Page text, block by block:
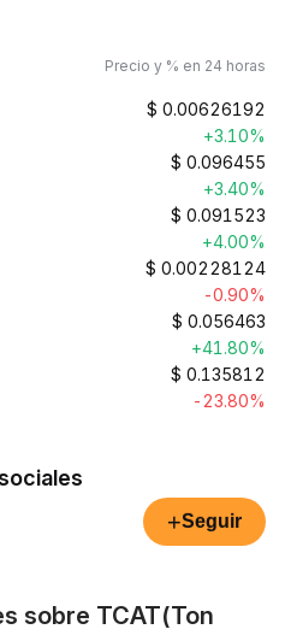
Precio y % en 24 horas
$ 0.00626192
+3.10%
$ 0.096455
+3.40%
$ 0.091523
+4.00%
$ 0.00228124
-0.90%
$ 0.056463
+41.80%
$ 0.135812
-23.80%
+Seguir
sobre TCAT(Ton